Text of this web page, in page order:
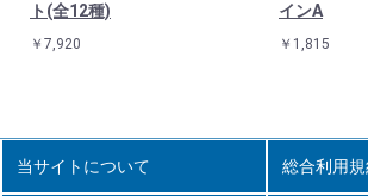
ト(全12種)
￥7,920
インA
￥1,815
当サイトについて 総合利用規